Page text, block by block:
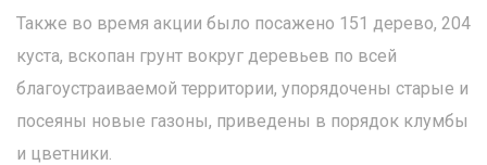
Также во время акции было посажено 151 дерево, 204
куста, вскопан грунт вокруг деревьев по всей
благоустраиваемой территории, упорядочены старые и
посеяны новые газоны, приведены в порядок клумбы
и цветники.